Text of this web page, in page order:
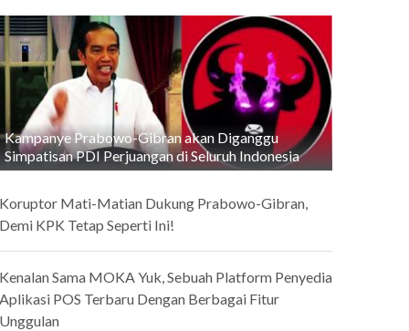
Kampanye Prabowo-Gibran akan Diganggu
Simpatisan PDI Perjuangan di Seluruh Indonesia
Mati-Matian Dukung Prabowo-Gibran,
KPK Tetap Seperti Ini!
Sama MOKA Yuk, Sebuah Platform Penyedia
POS Terbaru Dengan Berbagai Fitur